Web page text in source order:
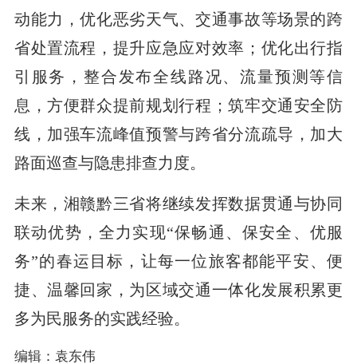
动能力，优化恶劣天气、交通事故等场景的跨
省处置流程，提升应急应对效率；优化出行指
引服务，整合发布全线路况、流量预测等信
息，方便群众提前规划行程；筑牢交通安全防
线，加强车流峰值预警与跨省分流疏导，加大
路面巡查与隐患排查力度。
未来，湘赣黔三省将继续发挥数据贯通与协同
联动优势，全力实现“保畅通、保安全、优服
务”的春运目标，让每一位旅客都能平安、便
捷、温馨回家，为区域交通一体化发展积累更
多为民服务的实践经验。
编辑：袁东伟